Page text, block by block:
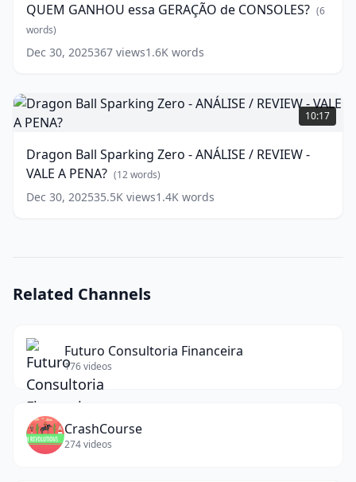
words)
de
CONSOLES?
(6
QUEM GANHOU essa GERAÇÃO de CONSOLES? (6
words)
Dec 30, 2025367 views1.6K words
Dragon
Ball
Sparking
ANÁLISE
REVIEW
12
words)
10:17
Dragon Ball Sparking Zero - ANÁLISE / REVIEW -
VALE A PENA? (12words)
Dec 30, 202535.5K views1.4K words
Related Channels
Futuro Consultoria Financeira
176videos
CrashCourse
274videos